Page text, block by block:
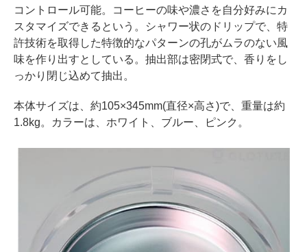
コントロール可能。コーヒーの味や濃さを自分好みにカ
スタマイズできるという。シャワー状のドリップで、特
許技術を取得した特徴的なパターンの孔がムラのない風
味を作り出すとしている。抽出部は密閉式で、香りをし
っかり閉じ込めて抽出。
本体サイズは、約105×345mm(直径×高さ)で、重量は約
1.8kg。カラーは、ホワイト、ブルー、ピンク。